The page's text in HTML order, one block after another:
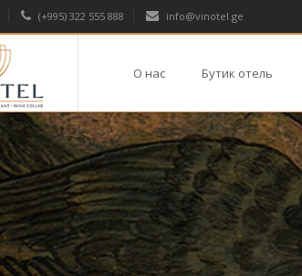
(+995) 322 555 888 info@vinotel.ge
О нас Бутик отель